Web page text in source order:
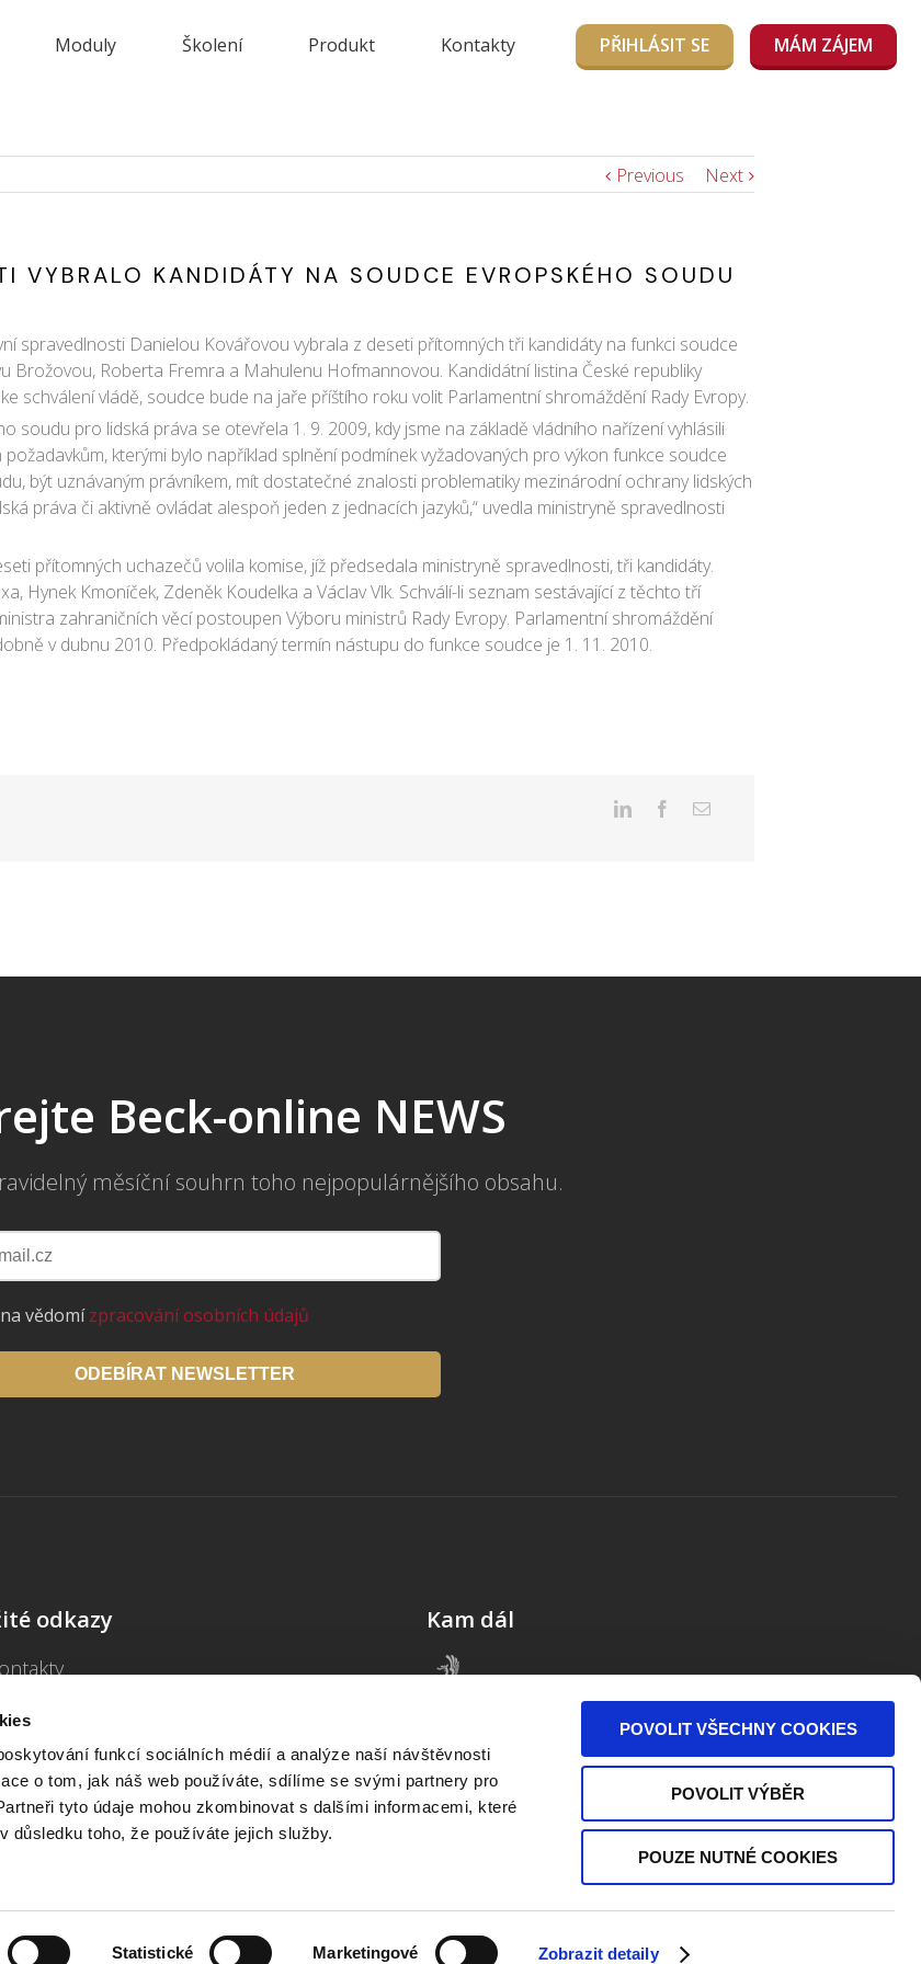
funkcí sociálních médií a analýze naší návštěvnosti
o tom, jak náš web používáte, sdílíme se svými partnery pro
tyto údaje mohou zkombinovat s dalšími informacemi, které
důsledku toho, že používáte jejich služby.
Statistické Marketingové Zobrazit detaily
POVOLIT VŠECHNY COOKIES
POVOLIT VÝBĚR
POUZE NUTNÉ COOKIES
Moduly Školení Produkt Kontakty PŘIHLÁSIT SE MÁM ZÁJEM
Previous Next
VYBRALO KANDIDÁTY NA SOUDCE EVROPSKÉHO SOUDU
spravedlnosti Danielou Kovářovou vybrala z deseti přítomných tři kandidáty na funkci soudce
Brožovou, Roberta Fremra a Mahulenu Hofmannovou. Kandidátní listina České republiky
schválení vládě, soudce bude na jaře příštího roku volit Parlamentní shromáždění Rady Evropy.
soudu pro lidská práva se otevřela 1. 9. 2009, kdy jsme na základě vládního nařízení vyhlásili
kterými bylo například splnění podmínek vyžadovaných pro výkon funkce soudce
být uznávaným právníkem, mít dostatečné znalosti problematiky mezinárodní ochrany lidských
práva či aktivně ovládat alespoň jeden z jednacích jazyků,“ uvedla ministryně spravedlnosti
přítomných uchazečů volila komise, jíž předsedala ministryně spravedlnosti, tři kandidáty.
Hynek Kmoníček, Zdeněk Koudelka a Václav Vlk. Schválí-li seznam sestávající z těchto tří
zahraničních věcí postoupen Výboru ministrů Rady Evropy. Parlamentní shromáždění
v dubnu 2010. Předpokládaný termín nástupu do funkce soudce je 1. 11. 2010.
Beck-online NEWS
měsíční souhrn toho nejpopulárnějšího obsahu.
vědomízpracování osobních údajů
ODEBÍRAT NEWSLETTER
odkazy
kladené dotazy
obchodní podmínky
o zpracování osobních údajů
o přístupnosti
Kam dál